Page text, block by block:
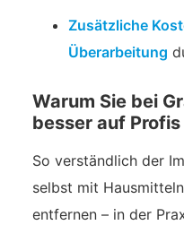
Zusätzliche
Überarbeitung
Warum Sie bei
besser auf
So verständlich der
selbst mit
entfernen – in der